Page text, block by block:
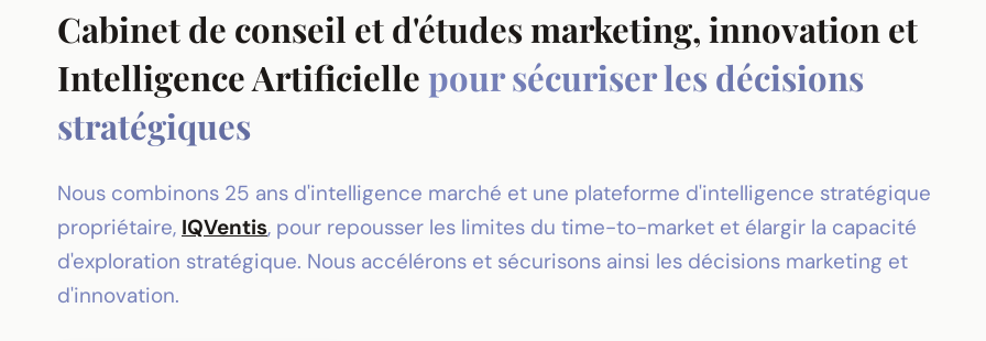
Cabinet de conseil et d'études marketing, innovation et
Intelligence Artificiellepour sécuriser les décisions
stratégiques
Nous combinons 25 ans d'intelligence marché et une plateforme d'intelligence stratégique
propriétaire, IQVentis, pour repousser les limites du time-to-market et élargir la capacité
d'exploration stratégique. Nous accélérons et sécurisons ainsi les décisions marketing et
d'innovation.